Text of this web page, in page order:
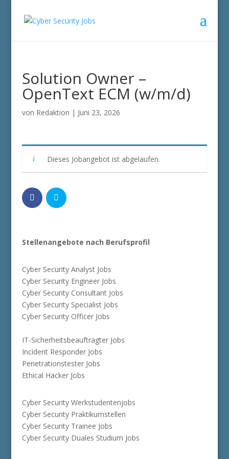
Solution Owner –
OpenText ECM (w/m/d)
von Redaktion | Juni 23, 2026
Dieses Jobangebot ist abgelaufen.
Stellenangebote nach Berufsprofil
Cyber Security Analyst Jobs
Cyber Security Engineer Jobs
Cyber Security Consultant Jobs
Cyber Security Specialist Jobs
Cyber Security Officer Jobs
IT-Sicherheitsbeauftragter Jobs
Incident Responder Jobs
Penetrationstester Jobs
Ethical Hacker Jobs
Cyber Security Werkstudentenjobs
Cyber Security Praktikumstellen
Cyber Security Trainee Jobs
Cyber Security Duales Studium Jobs